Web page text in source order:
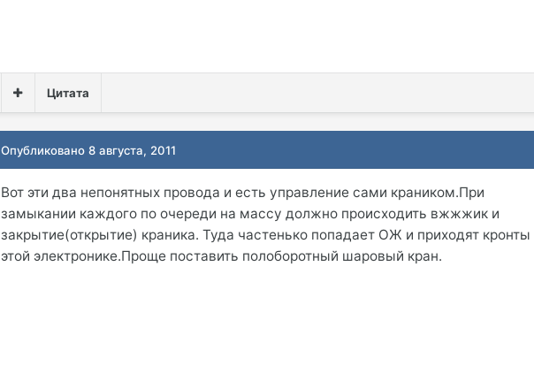
Цитата
Опубликовано8 августа, 2011
Вот эти два непонятных провода и есть управление сами краником.При
замыкании каждого по очереди на массу должно происходить вжжжик и
закрытие(открытие) краника. Туда частенько попадает ОЖ и приходят кронты
этой электронике.Проще поставить полоборотный шаровый кран.